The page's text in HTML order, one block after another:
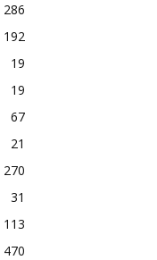
286
192
19
19
67
21
270
31
113
470